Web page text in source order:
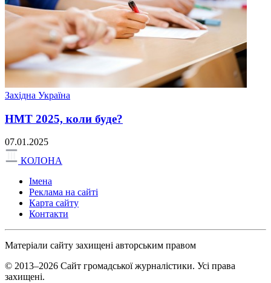
Західна Україна
НМТ 2025, коли буде?
07.01.2025
КОЛОНА
Імена
Реклама на сайті
Карта сайту
Контакти
Матеріали сайту захищені авторським правом
© 2013–2026 Сайт громадської журналістики. Усі права
захищені.